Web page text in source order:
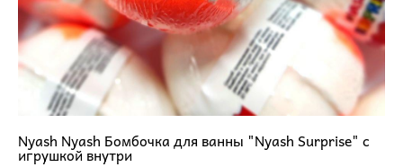
Nyash Nyash Бомбочка для ванны "Nyash Surprise" с
игрушкой внутри